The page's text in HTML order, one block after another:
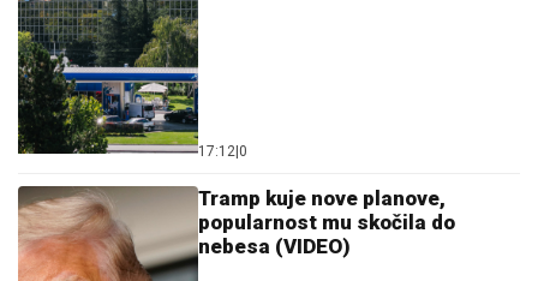
17:12 0
Tramp kuje nove planove,
popularnost mu skočila do
nebesa (VIDEO)